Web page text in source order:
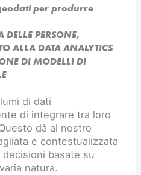
per produrre
DELLE PERSONE,
ALLA DATA ANALYTICS
DI MODELLI DI
di dati
di integrare tra loro
dà al nostro
e contestualizzata
basate su
natura.